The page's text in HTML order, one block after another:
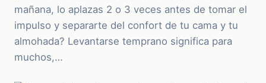
mañana, lo aplazas 2 o 3 veces antes de tomar el
impulso y separarte del confort de tu cama y tu
almohada? Levantarse temprano significa para
muchos,…